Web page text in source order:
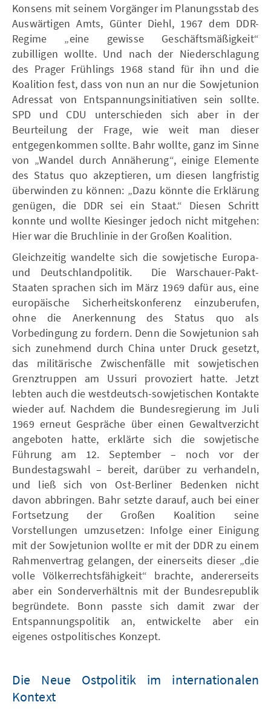
Konsens mit seinem Vorgänger im Planungsstab des
Auswärtigen Amts, Günter Diehl, 1967 dem DDR-
Regime „eine gewisse Geschäftsmäßigkeit“
zubilligen wollte. Und nach der Niederschlagung
des Prager Frühlings 1968 stand für ihn und die
Koalition fest, dass von nun an nur die Sowjetunion
Adressat von Entspannungsinitiativen sein sollte.
SPD und CDU unterschieden sich aber in der
Beurteilung der Frage, wie weit man dieser
entgegenkommen sollte. Bahr wollte, ganz im Sinne
von „Wandel durch Annäherung“, einige Elemente
des Status quo akzeptieren, um diesen langfristig
überwinden zu können: „Dazu könnte die Erklärung
genügen, die DDR sei ein Staat.“ Diesen Schritt
konnte und wollte Kiesinger jedoch nicht mitgehen:
Hier war die Bruchlinie in der Großen Koalition.
Gleichzeitig wandelte sich die sowjetische Europa-
und Deutschlandpolitik. Die Warschauer-Pakt-
Staaten sprachen sich im März 1969 dafür aus, eine
europäische Sicherheitskonferenz einzuberufen,
ohne die Anerkennung des Status quo als
Vorbedingung zu fordern. Denn die Sowjetunion sah
sich zunehmend durch China unter Druck gesetzt,
das militärische Zwischenfälle mit sowjetischen
Grenztruppen am Ussuri provoziert hatte. Jetzt
lebten auch die westdeutsch-sowjetischen Kontakte
wieder auf. Nachdem die Bundesregierung im Juli
1969 erneut Gespräche über einen Gewaltverzicht
angeboten hatte, erklärte sich die sowjetische
Führung am 12. September – noch vor der
Bundestagswahl – bereit, darüber zu verhandeln,
und ließ sich von Ost-Berliner Bedenken nicht
davon abbringen. Bahr setzte darauf, auch bei einer
Fortsetzung der Großen Koalition seine
Vorstellungen umzusetzen: Infolge einer Einigung
mit der Sowjetunion wollte er mit der DDR zu einem
Rahmenvertrag gelangen, der einerseits dieser „die
volle Völkerrechtsfähigkeit“ brachte, andererseits
aber ein Sonderverhältnis mit der Bundesrepublik
begründete. Bonn passte sich damit zwar der
Entspannungspolitik an, entwickelte aber ein
eigenes ostpolitisches Konzept.
Die Neue Ostpolitik im internationalen
Kontext